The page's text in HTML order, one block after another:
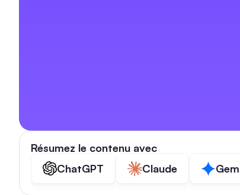
Résumez le contenu avec
ChatGPT
Claude